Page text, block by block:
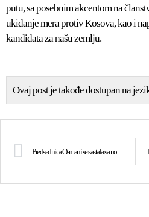
putu, sa posebnim akcentom na
ukidanje mera protiv Kosova, kao i
kandidata za našu zemlju.
Ovaj post je takođe dostupan na
Predsednica Osmani se sastala sa novim premijerom Estonije Kristenom Michalom: Zahvalna sam na snažnoj podršci Estonije